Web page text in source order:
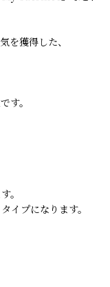
を獲得した、
す。
。
イプになります。